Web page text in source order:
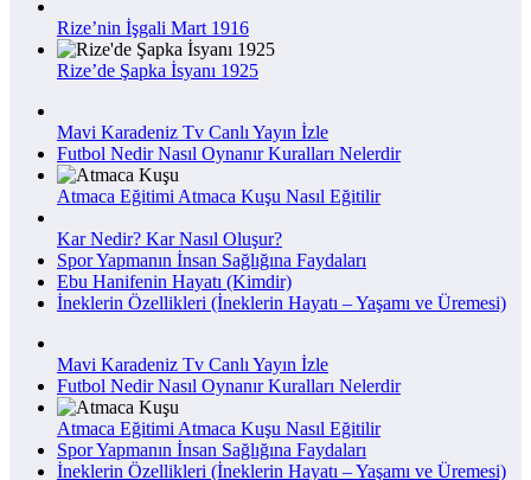
Rize’nin İşgali Mart 1916
Rize’de Şapka İsyanı 1925
Mavi Karadeniz Tv Canlı Yayın İzle
Futbol Nedir Nasıl Oynanır Kuralları Nelerdir
Atmaca Eğitimi Atmaca Kuşu Nasıl Eğitilir
Kar Nedir? Kar Nasıl Oluşur?
Spor Yapmanın İnsan Sağlığına Faydaları
Ebu Hanifenin Hayatı (Kimdir)
İneklerin Özellikleri (İneklerin Hayatı – Yaşamı ve Üremesi)
Mavi Karadeniz Tv Canlı Yayın İzle
Futbol Nedir Nasıl Oynanır Kuralları Nelerdir
Atmaca Eğitimi Atmaca Kuşu Nasıl Eğitilir
Spor Yapmanın İnsan Sağlığına Faydaları
İneklerin Özellikleri (İneklerin Hayatı – Yaşamı ve Üremesi)